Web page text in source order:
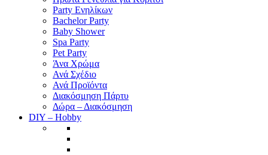
Party Ενηλίκων
Bachelor Party
Baby Shower
Spa Party
Pet Party
Άνα Χρώμα
Ανά Σχέδιο
Ανά Προϊόντα
Διακόσμηση Πάρτυ
Δώρα – Διακόσμηση
DIY – Hobby